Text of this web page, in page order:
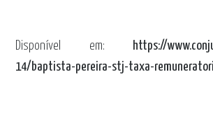
Disponível em:
https://
14/baptista-pereira-stj-taxa-